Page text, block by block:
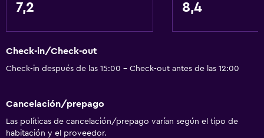
Wifi gratis
Wifi disponible en todas las instalaciones
Internet
Ropa de cama
Ventilador
Extinguidor
7,2 8,4
Check-in/Check-out
Check-in después de las 15:00 - Check-out antes de las 12:00
Cancelación/prepago
Las políticas de cancelación/prepago varían según el tipo de
habitación y el proveedor.